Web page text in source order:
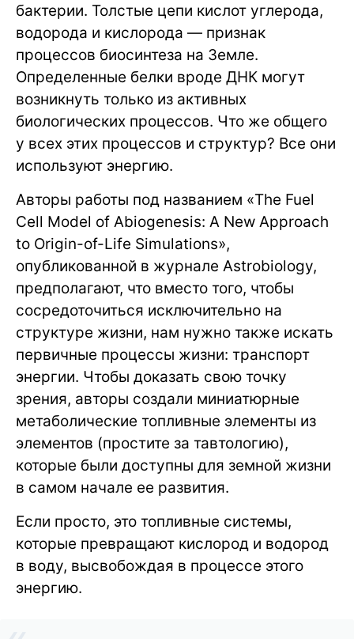
бактерии. Толстые цепи кислот углерода,
водорода и кислорода — признак
процессов биосинтеза на Земле.
Определенные белки вроде ДНК могут
возникнуть только из активных
биологических процессов. Что же общего
у всех этих процессов и структур? Все они
используют энергию.
Авторы работы под названием «The Fuel
Cell Model of Abiogenesis: A New Approach
to Origin-of-Life Simulations»,
опубликованной в журнале Astrobiology,
предполагают, что вместо того, чтобы
сосредоточиться исключительно на
структуре жизни, нам нужно также искать
первичные процессы жизни: транспорт
энергии. Чтобы доказать свою точку
зрения, авторы создали миниатюрные
метаболические топливные элементы из
элементов (простите за тавтологию),
которые были доступны для земной жизни
в самом начале ее развития.
Если просто, это топливные системы,
которые превращают кислород и водород
в воду, высвобождая в процессе этого
энергию.